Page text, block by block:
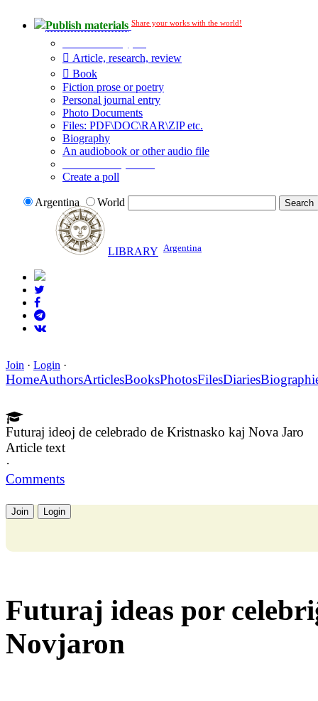
Publish materials Share your works with the world!
Article, research, review
Book
Fiction prose or poetry
Personal journal entry
Photo Documents
Files: PDF\DOC\RAR\ZIP etc.
Biography
An audiobook or other audio file
Create a poll
Argentina World
LIBRARY Argentina
Join · Login ·
HomeAuthorsArticlesBooksPhotosFilesDiaries
Futuraj ideoj de celebrado de Kristnasko kaj Nova Jaro
Article text
·
Comments
Join Login
Futuraj ideas por
Novjaron